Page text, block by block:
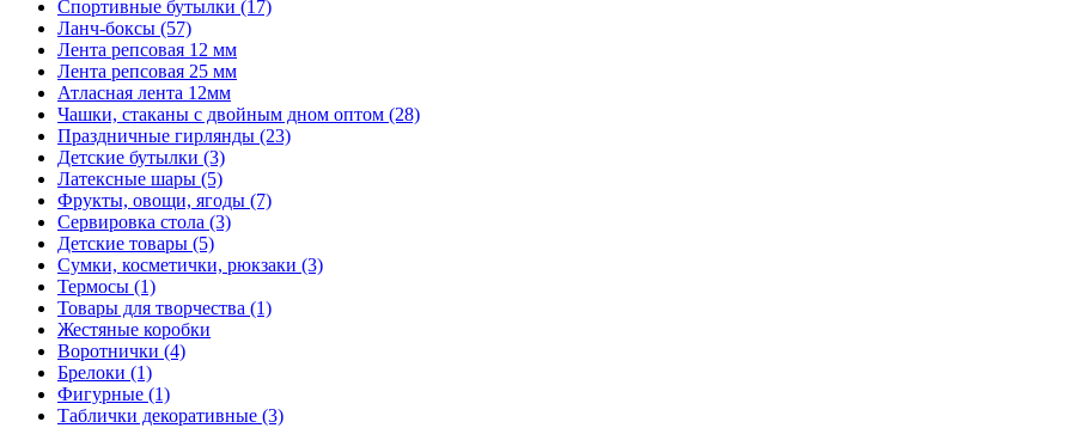
Спортивные бутылки (17)
Ланч-боксы (57)
Лента репсовая 12 мм
Лента репсовая 25 мм
Атласная лента 12мм
Чашки, стаканы с двойным дном оптом (28)
Праздничные гирлянды (23)
Детские бутылки (3)
Латексные шары (5)
Фрукты, овощи, ягоды (7)
Сервировка стола (3)
Детские товары (5)
Сумки, косметички, рюкзаки (3)
Термосы (1)
Товары для творчества (1)
Жестяные коробки
Воротнички (4)
Брелоки (1)
Фигурные (1)
Таблички декоративные (3)